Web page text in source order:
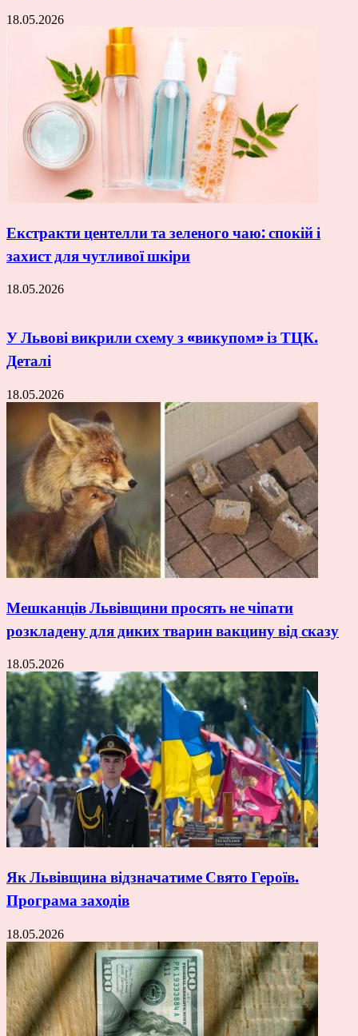
18.05.2026
Екстракти центелли та зеленого чаю: спокій і
захист для чутливої шкіри
18.05.2026
У Львові викрили схему з «викупом» із ТЦК.
Деталі
18.05.2026
Мешканців Львівщини просять не чіпати
розкладену для диких тварин вакцину від сказу
18.05.2026
Як Львівщина відзначатиме Свято Героїв.
Програма заходів
18.05.2026